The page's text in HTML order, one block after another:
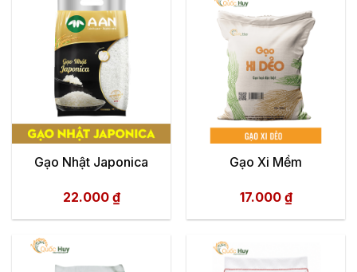
Gạo Nhật Japonica
22.000 ₫
Gạo Xi Mềm
17.000 ₫